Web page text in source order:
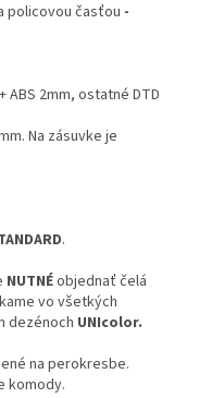
policovou časťou -
ABS 2mm, ostatné DTD
Na zásuvke je
.
NUTNÉobjednať čelá
vo všetkých
dezénoch UNIcolor.
na perokresbe.
komody.